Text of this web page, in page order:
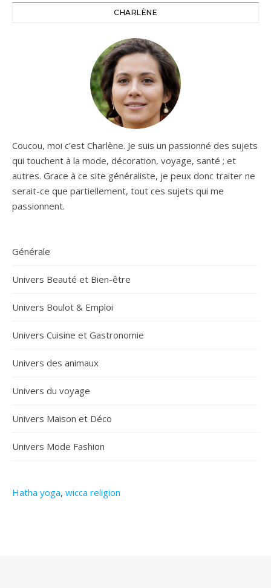
CHARLÈNE
Coucou, moi c’est Charlène. Je suis un passionné des sujets
qui touchent à la mode, décoration, voyage, santé ; et
autres. Grace à ce site généraliste, je peux donc traiter ne
serait-ce que partiellement, tout ces sujets qui me
passionnent.
Générale
Univers Beauté et Bien-être
Univers Boulot & Emploi
Univers Cuisine et Gastronomie
Univers des animaux
Univers du voyage
Univers Maison et Déco
Univers Mode Fashion
Hatha yoga, wicca religion